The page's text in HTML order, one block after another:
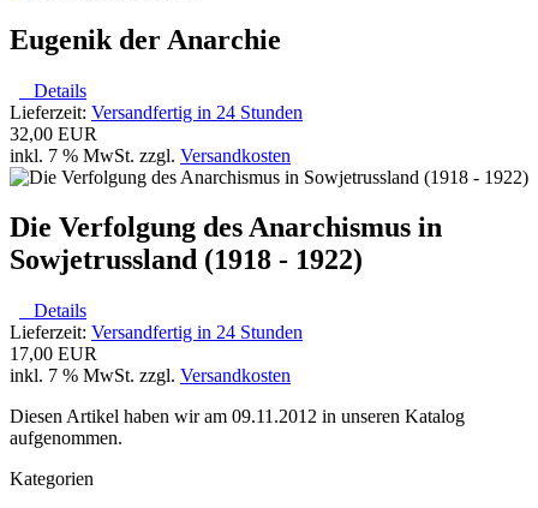
Eugenik der Anarchie
Details
Lieferzeit: Versandfertig in 24 Stunden
32,00 EUR
inkl. 7 % MwSt. zzgl. Versandkosten
Die Verfolgung des Anarchismus in
Sowjetrussland (1918 - 1922)
Details
Lieferzeit: Versandfertig in 24 Stunden
17,00 EUR
inkl. 7 % MwSt. zzgl. Versandkosten
Diesen Artikel haben wir am 09.11.2012 in unseren Katalog
aufgenommen.
Kategorien